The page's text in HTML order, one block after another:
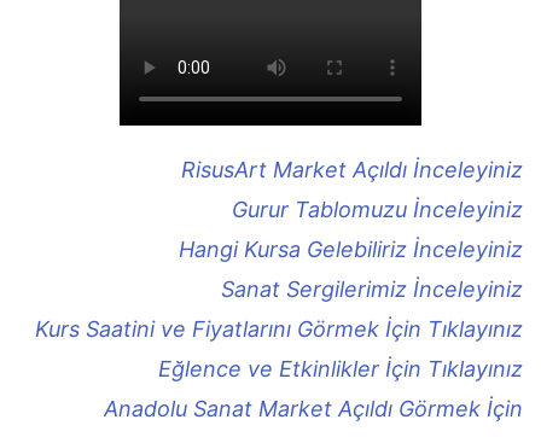
RisusArt Market Açıldı İnceleyiniz
Gurur Tablomuzu İnceleyiniz
Hangi Kursa Gelebiliriz İnceleyiniz
Sanat Sergilerimiz İnceleyiniz
Kurs Saatini ve Fiyatlarını Görmek İçin Tıklayınız
Eğlence ve Etkinlikler İçin Tıklayınız
Anadolu Sanat Market Açıldı Görmek İçin